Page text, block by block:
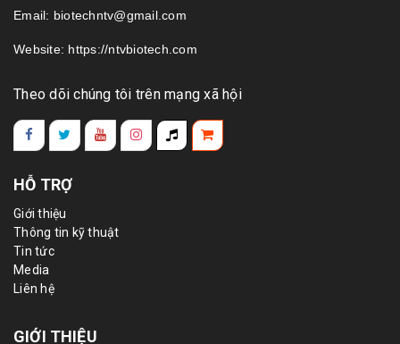
Email: biotechntv@gmail.com
Website: https://ntvbiotech.com
Theo dõi chúng tôi trên mạng xã hội
HỖ TRỢ
Giới thiệu
Thông tin kỹ thuật
Tin tức
Media
Liên hệ
GIỚI THIỆU